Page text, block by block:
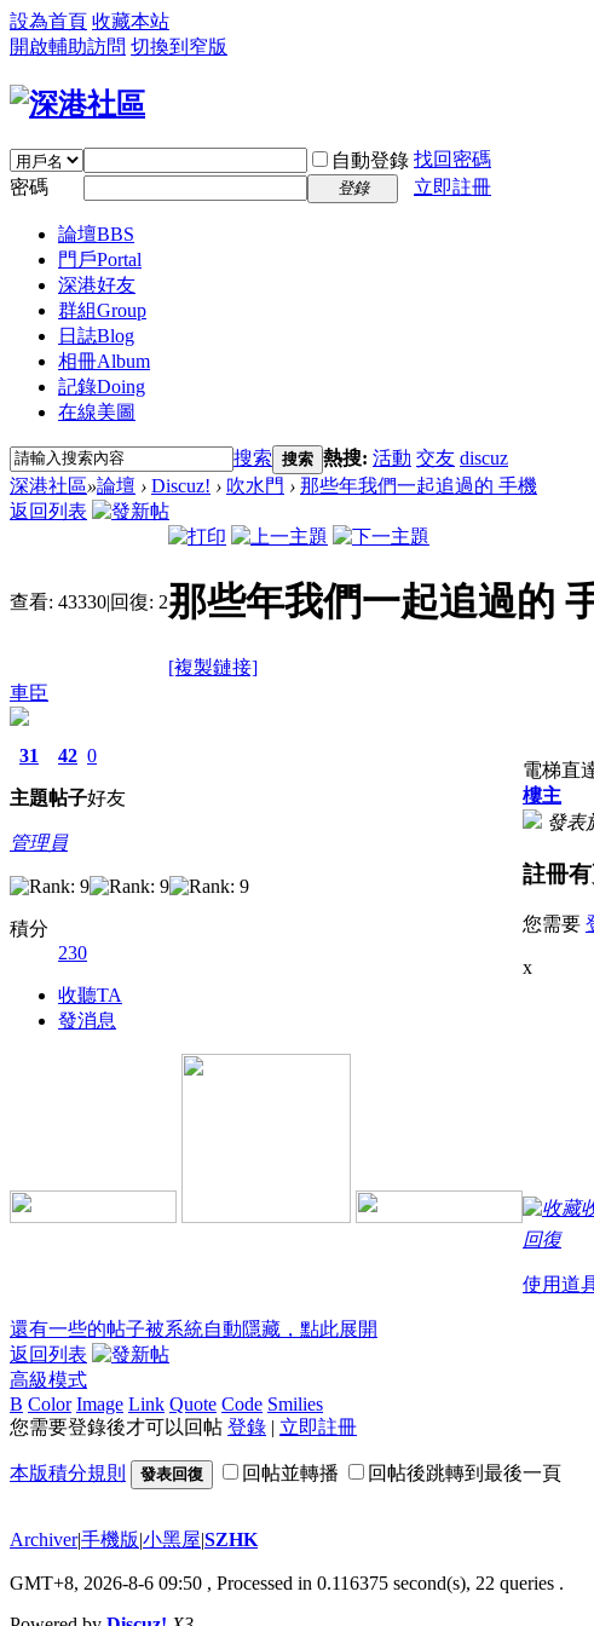
設為首頁 收藏本站
開啟輔助訪問 切換到窄版
自動登錄 找回密碼
密碼
登錄 立即註冊
論壇BBS
門戶Portal
深港好友
群組Group
日誌Blog
相冊Album
記錄Doing
在線美圖
搜索 搜索 熱搜: 活動 交友 discuz
深港社區»論壇 › Discuz! › 吹水門 › 那些年我們一起追過的 手機
返回列表
查看: 43330|回復: 2那些年我們一起追過的
[複製鏈接]
車臣
31
主題
42
帖子
0
好友
管理員
積分
230
收聽TA
發消息
電梯直
樓主
發表
註冊
您需要
x
回復
使用道
還有一些的帖子被系統自動隱藏，點此展開
返回列表
高級模式
B Color Image Link Quote Code Smilies
您需要登錄後才可以回帖 登錄 | 立即註冊
本版積分規則 發表回復 回帖並轉播 回帖後跳轉到最後一頁
Archiver|手機版|小黑屋|SZHK
GMT+8, 2026-8-6 09:50 , Processed in 0.116375 second(s), 22 queries .